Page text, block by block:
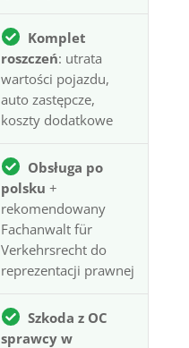
Komplet
roszczeń: utrata
wartości pojazdu,
auto zastępcze,
koszty dodatkowe
Obsługa po
polsku +
rekomendowany
Fachanwalt für
Verkehrsrecht do
reprezentacji prawnej
Szkoda z OC
sprawcy w